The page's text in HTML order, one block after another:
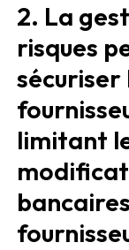
2. La
risques
sécuriser
limitant